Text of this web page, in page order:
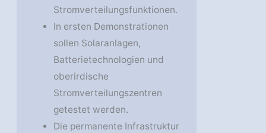
Stromverteilungsfunktionen.
In ersten Demonstrationen
sollen Solaranlagen,
Batterietechnologien und
oberirdische
Stromverteilungszentren
getestet werden.
Die permanente Infrastruktur